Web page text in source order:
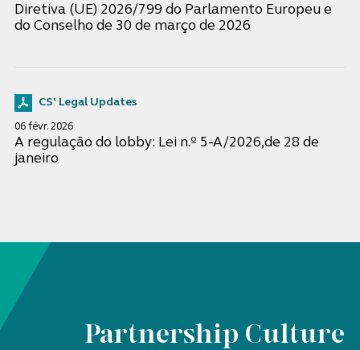
Diretiva (UE) 2026/799 do Parlamento Europeu e
do Conselho de 30 de março de 2026
CS' Legal Updates
06 févr. 2026
A regulação do lobby: Lei n.º 5-A/2026,de 28 de
janeiro
Partnership Culture